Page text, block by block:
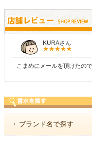
KURAさん
こまめにメールを頂けたの
・ ブランド名で探す